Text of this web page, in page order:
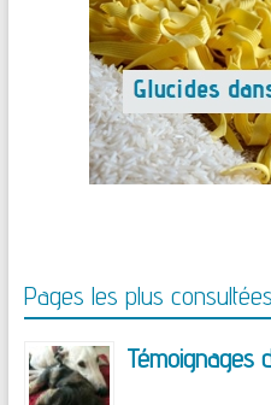
Pages les plus consultées
Témoignages